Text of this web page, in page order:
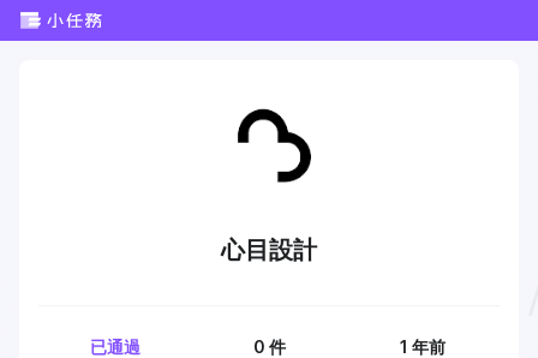
心目設計
已通過 0 件 1 年前